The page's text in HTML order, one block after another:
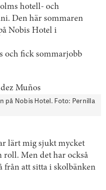
hotell- och
Den här sommaren
Nobis Hotel i
och fick sommarjobb
på Nobis Hotel. Foto: Pernilla
lärt mig sjukt mycket
roll. Men det har också
från att sitta i skolbänken